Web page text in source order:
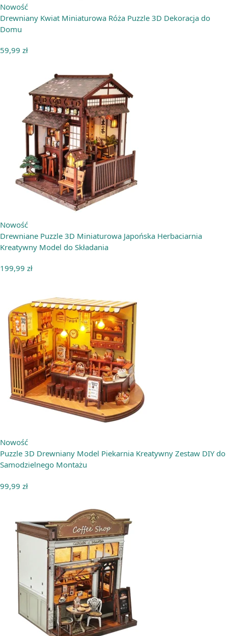
Nowość
Drewniany Kwiat Miniaturowa Róża Puzzle 3D Dekoracja do
Domu
59,99 zł
Nowość
Drewniane Puzzle 3D Miniaturowa Japońska Herbaciarnia
Kreatywny Model do Składania
199,99 zł
Nowość
Puzzle 3D Drewniany Model Piekarnia Kreatywny Zestaw DIY do
Samodzielnego Montażu
99,99 zł